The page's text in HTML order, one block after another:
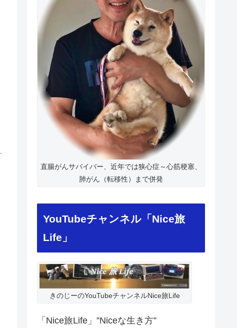
直腸がんサバイバー、近年では狭心症～心筋梗塞、
肺がん（転移性）まで併発
YouTubeチャンネル「Nice旅
Life」
きのじーのYouTubeチャンネルNice旅Life
「Nice旅Life」”Niceな生き方”